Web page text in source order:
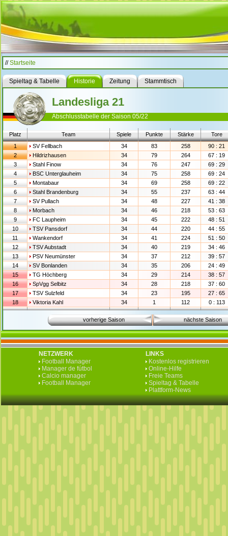
//Startseite
Spieltag & Tabelle Historie Zeitung Stammtisch
Landesliga 21
Abschlusstabelle der Saison 05/22
Platz Team Spiele Punkte Stärke
Tore
1
SV Fellbach 34 83 258
90 : 21
2
Hildrizhausen 34 79 264
67 : 19
3
Stahl Finow 34 76 247
69 : 29
4
BSC Unterglauheim 34 75 258
69 : 24
5
Montabaur 34 69 258
69 : 22
6
Stahl Brandenburg 34 55 237
63 : 44
7
SV Pullach 34 48 227
41 : 38
8
Morbach 34 46 218
53 : 63
9
FC Laupheim 34 45 222
48 : 51
10
TSV Pansdorf 34 44 220
44 : 55
11
Wankendorf 34 41 224
51 : 50
12
TSV Aubstadt 34 40 219
34 : 46
13
PSV Neumünster 34 37 212
39 : 57
14
SV Bonlanden 34 35 206
24 : 49
15
TG Höchberg 34 29 214
38 : 57
16
SpVgg Selbitz 34 28 218
37 : 60
17
TSV Sulzfeld 34 23 195
27 : 65
18
Viktoria Kahl 34 1 112 0 : 113
vorherige Saison nächste Saison
NETZWERK
Football Manager
Manager de fútbol
Calcio manager
Football Manager
LINKS
Kostenlos registrieren
Online-Hilfe
Freie Teams
Spieltag & Tabelle
Plattform-News